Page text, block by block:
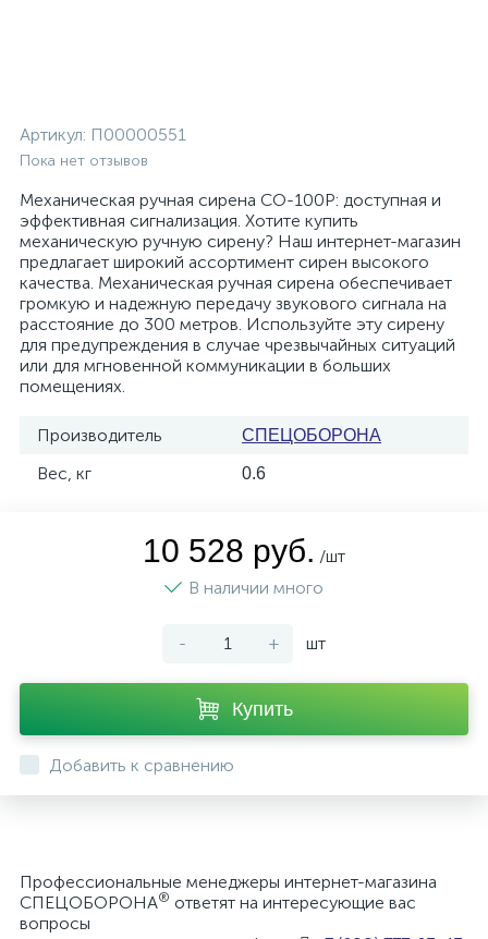
Артикул: П00000551
Пока нет отзывов
Механическая ручная сирена СО-100Р: доступная и
эффективная сигнализация. Хотите купить
механическую ручную сирену? Наш интернет-магазин
предлагает широкий ассортимент сирен высокого
качества. Механическая ручная сирена обеспечивает
громкую и надежную передачу звукового сигнала на
расстояние до 300 метров. Используйте эту сирену
для предупреждения в случае чрезвычайных ситуаций
или для мгновенной коммуникации в больших
помещениях.
Производитель СПЕЦОБОРОНА
Вес, кг 0.6
10 528 руб. /шт
В наличии много
- + шт
Купить
Добавить к сравнению
Профессиональные менеджеры интернет-магазина
СПЕЦОБОРОНА® ответят на интересующие вас
вопросы